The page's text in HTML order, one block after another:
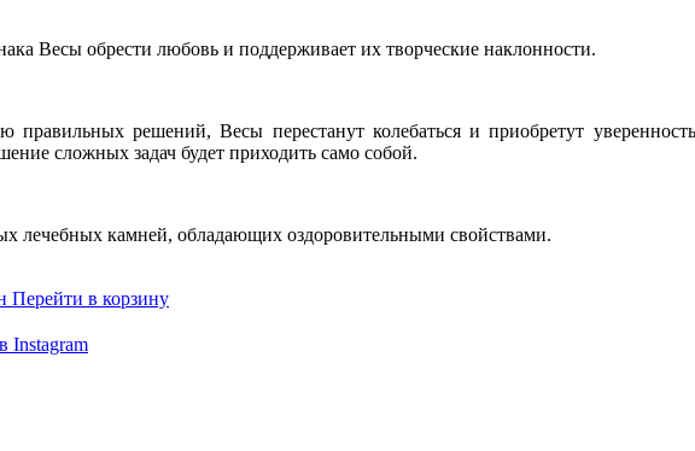
Весы обрести любовь и поддерживает их творческие наклонности.
правильных решений, Весы перестанут колебаться и приобретут
сложных задач будет приходить само собой.
лечебных камней, обладающих оздоровительными свойствами.
Перейти в корзину
Instagram